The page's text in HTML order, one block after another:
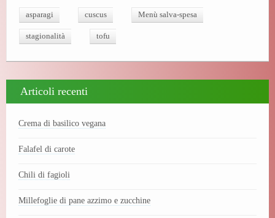
bo
ok
tte er
es
t
asparagi cuscus Menù salva-spesa
stagionalità tofu
Articoli recenti
Crema di basilico vegana
Falafel di carote
Chili di fagioli
Millefoglie di pane azzimo e zucchine